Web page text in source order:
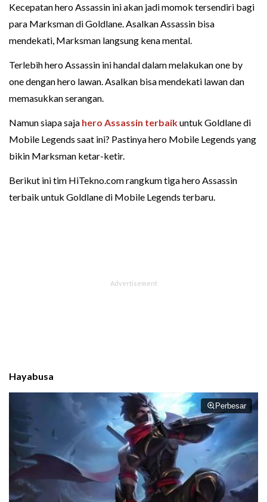
Kecepatan hero Assassin ini akan jadi momok tersendiri bagi
para Marksman di Goldlane. Asalkan Assassin bisa
mendekati, Marksman langsung kena mental.
Terlebih hero Assassin ini handal dalam melakukan one by
one dengan hero lawan. Asalkan bisa mendekati lawan dan
memasukkan serangan.
Namun siapa saja hero Assassin terbaikuntuk Goldlane di
Mobile Legends saat ini? Pastinya hero Mobile Legends yang
bikin Marksman ketar-ketir.
Berikut ini tim HiTekno.com rangkum tiga hero Assassin
terbaik untuk Goldlane di Mobile Legends terbaru.
Hayabusa
Perbesar